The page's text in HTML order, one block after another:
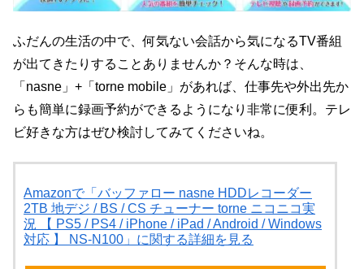
ふだんの生活の中で、何気ない会話から気になるTV番組
が出てきたりすることありませんか？そんな時は、
「nasne」+「torne mobile」があれば、仕事先や外出先か
らも簡単に録画予約ができるようになり非常に便利。テレ
ビ好きな方はぜひ検討してみてくださいね。
Amazonで「バッファロー nasne HDDレコーダー
2TB 地デジ / BS / CS チューナー torne ニコニコ実
況 【 PS5 / PS4 / iPhone / iPad / Android / Windows
対応 】 NS-N100」に関する詳細を見る